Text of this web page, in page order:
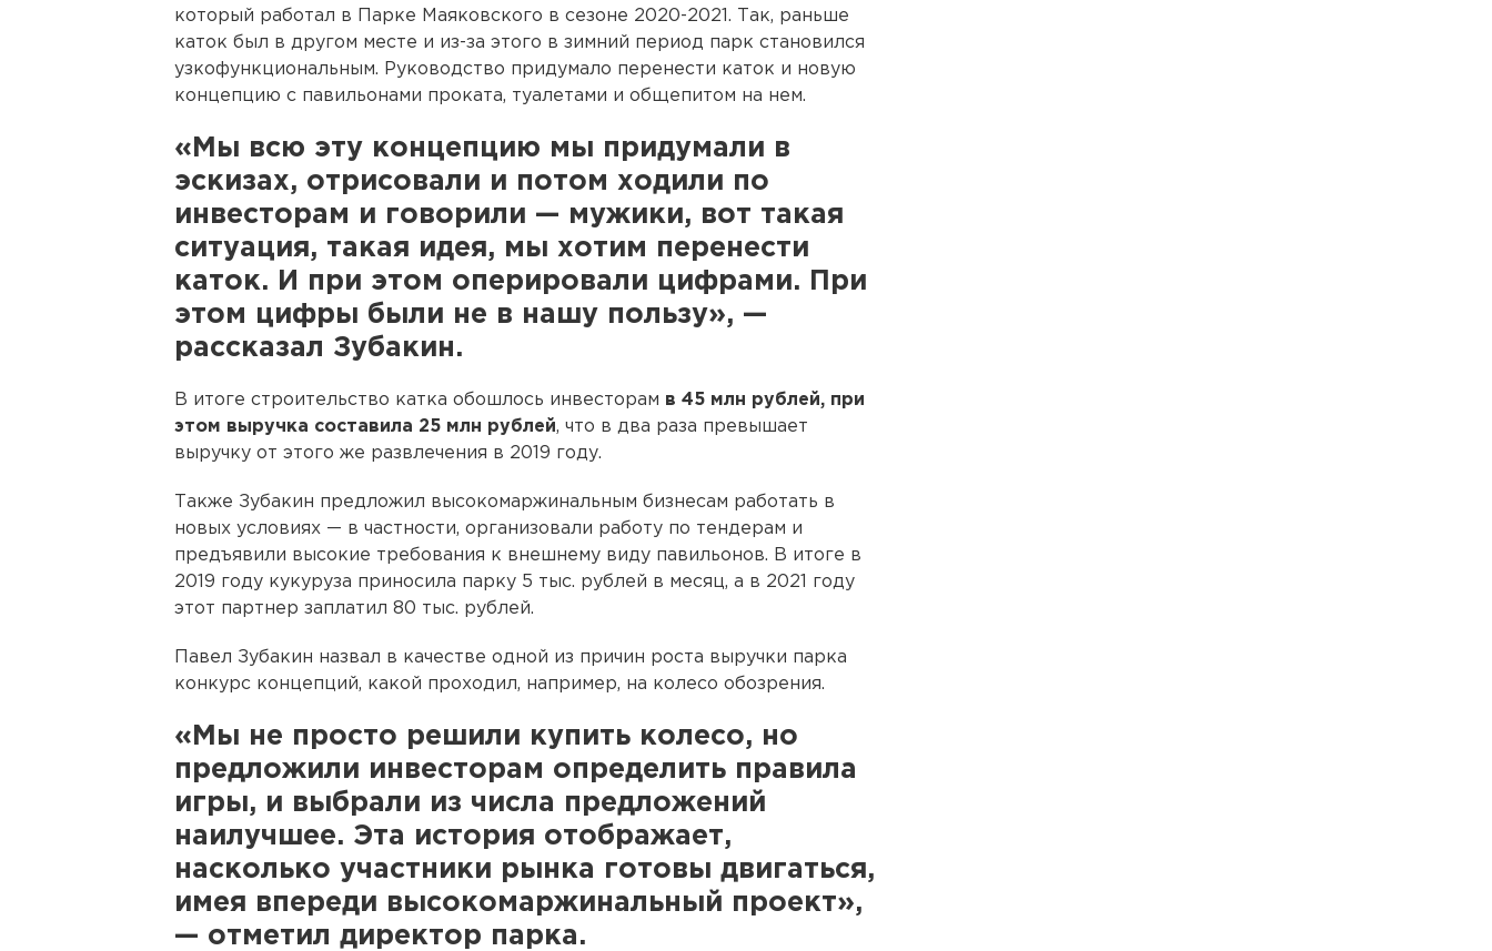
который работал в Парке Маяковского в сезоне 2020-2021. Так, раньше
каток был в другом месте и из-за этого в зимний период парк становился
узкофункциональным. Руководство придумало перенести каток и новую
концепцию с павильонами проката, туалетами и общепитом на нем.
«Мы всю эту концепцию мы придумали в
эскизах, отрисовали и потом ходили по
инвесторам и говорили — мужики, вот такая
ситуация, такая идея, мы хотим перенести
каток. И при этом оперировали цифрами. При
этом цифры были не в нашу пользу», —
рассказал Зубакин.
В итоге строительство катка обошлось инвесторам в 45 млн рублей, при
этом выручка составила 25 млн рублей, что в два раза превышает
выручку от этого же развлечения в 2019 году.
Также Зубакин предложил высокомаржинальным бизнесам работать в
новых условиях — в частности, организовали работу по тендерам и
предъявили высокие требования к внешнему виду павильонов. В итоге в
2019 году кукуруза приносила парку 5 тыс. рублей в месяц, а в 2021 году
этот партнер заплатил 80 тыс. рублей.
Павел Зубакин назвал в качестве одной из причин роста выручки парка
конкурс концепций, какой проходил, например, на колесо обозрения.
«Мы не просто решили купить колесо, но
предложили инвесторам определить правила
игры, и выбрали из числа предложений
наилучшее. Эта история отображает,
насколько участники рынка готовы двигаться,
имея впереди высокомаржинальный проект»,
— отметил директор парка.